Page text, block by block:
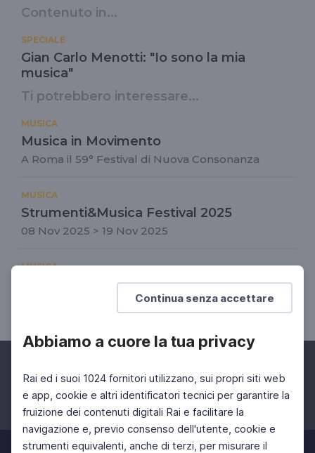
Continua senza accettare
Abbiamo a cuore la tua privacy
Rai ed i suoi 1024 fornitori utilizzano, sui propri siti web
e app, cookie e altri identificatori tecnici per garantire la
fruizione dei contenuti digitali Rai e facilitare la
navigazione e, previo consenso dell'utente, cookie e
strumenti equivalenti, anche di terzi, per misurare il
Contenuto in...
SPECIALE
Gian Carlo Menotti: "Io sono la mia
musica"
Ti potrebbero interessare...
MUSICA
Musica in Movimento
A Roma il 59° Festival di Nuova Consonanza
MUSICA
Strumenti&Musica Festival 2025
08 Nov 2025 > 19 Nov 2025
MUSICA
Il Festival compie un anno
Da "Arti e scienze. Cronache di attualità", 1959
Facebook Instagram Twitter